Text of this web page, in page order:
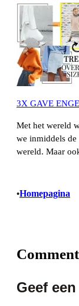
3X GAVE
Met het wereld
we inmiddels
wereld. Maar
•Homepagina
Geef